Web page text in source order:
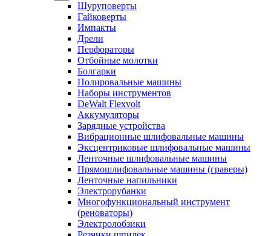
Шуруповерты
Гайковерты
Импакты
Дрели
Перфораторы
Отбойные молотки
Болгарки
Полировальные машины
Наборы инструментов
DeWalt Flexvolt
Аккумуляторы
Зарядные устройства
Вибрационные шлифовальные машины
Эксцентриковые шлифовальные машины
Ленточные шлифовальные машины
Прямошлифовальные машины (граверы)
Ленточные напильники
Электрорубанки
Многофункциональный инструмент
(реноваторы)
Электролобзики